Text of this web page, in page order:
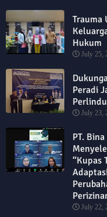
Trauma
Hukum
July 25,
Peradi
July 23,
PT.
“Kupas
July 22,